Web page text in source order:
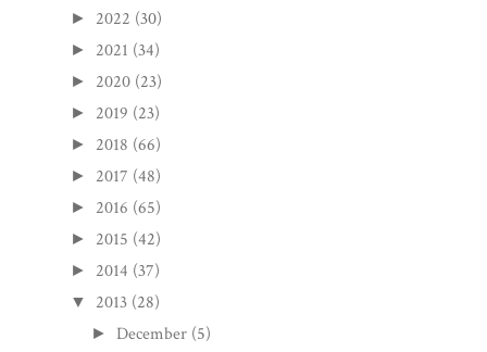
► 2022 (30)
► 2021 (34)
► 2020 (23)
► 2019 (23)
► 2018 (66)
► 2017 (48)
► 2016 (65)
► 2015 (42)
► 2014 (37)
▼ 2013 (28)
► December (5)